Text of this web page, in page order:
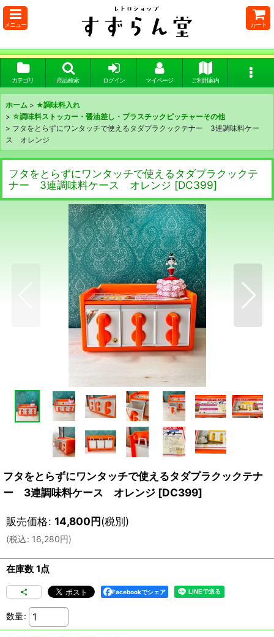
メニュー カート
カテゴリ 商品検索 ログイン マイページ ご利用案内
ホーム > ★調味料入れ
> ☆調味料ストッカー・醤油差し・プラスチックピッチャーその他
> フタをとらずにワンタッチで使えるタダプラクックテナー 3連調味料ケー
ス オレンジ
フタをとらずにワンタッチで使えるタダプラクックテ
ナー 3連調味料ケース オレンジ [DC399]
フタをとらずにワンタッチで使えるタダプラクックテナ
ー 3連調味料ケース オレンジ [DC399]
販売価格: 14,800円(税別)
(税込: 16,280円)
在庫数 1点
Facebookでシェア
数量: